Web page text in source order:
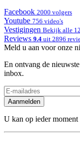
Facebook 2000 volgers
Youtube 756 video's
Vestigingen Bekijk alle 12
Reviews 9.4 uit 2896
Meld u aan voor onze
En ontvang de
inbox.
Aanmelden
U kan op ieder